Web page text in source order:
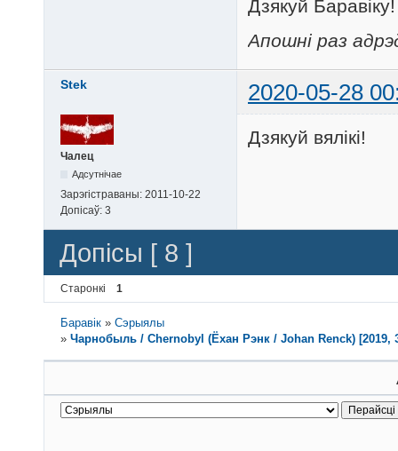
Дзякуй Баравіку!
Апошні раз
Stek 2020-05-28
Чалец
Адсутнічае
Зарэгістраваны: 2011-10-22
Допісаў: 3
Дзякуй вялікі!
Допісы [ 8 ]
Старонкі 1
Баравік »Сэрыялы
»Чарнобыль / Chernobyl (Ёхан Рэнк / Johan Renck)